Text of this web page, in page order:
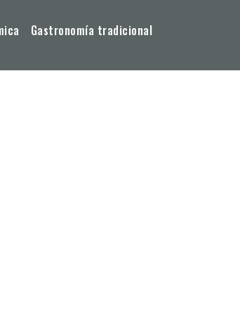
Gastronomía tradicional